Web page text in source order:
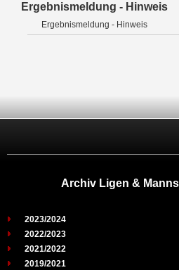
Ergebnismeldung - Hinweis
Ergebnismeldung - Hinweis
Archiv Ligen &
2023/2024
2022/2023
2021/2022
2019/2021